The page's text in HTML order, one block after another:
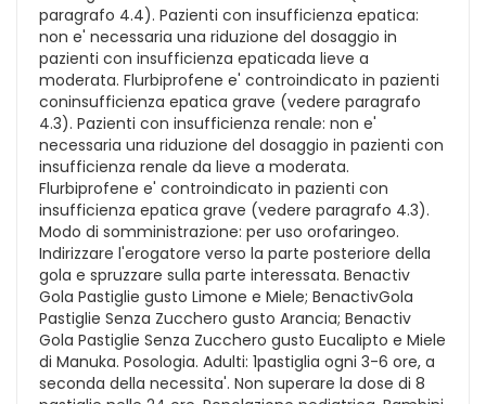
paragrafo 4.4). Pazienti con insufficienza epatica:
non e' necessaria una riduzione del dosaggio in
pazienti con insufficienza epaticada lieve a
moderata. Flurbiprofene e' controindicato in pazienti
coninsufficienza epatica grave (vedere paragrafo
4.3). Pazienti con insufficienza renale: non e'
necessaria una riduzione del dosaggio in pazienti con
insufficienza renale da lieve a moderata.
Flurbiprofene e' controindicato in pazienti con
insufficienza epatica grave (vedere paragrafo 4.3).
Modo di somministrazione: per uso orofaringeo.
Indirizzare l'erogatore verso la parte posteriore della
gola e spruzzare sulla parte interessata. Benactiv
Gola Pastiglie gusto Limone e Miele; BenactivGola
Pastiglie Senza Zucchero gusto Arancia; Benactiv
Gola Pastiglie Senza Zucchero gusto Eucalipto e Miele
di Manuka. Posologia. Adulti: 1pastiglia ogni 3-6 ore, a
seconda della necessita'. Non superare la dose di 8